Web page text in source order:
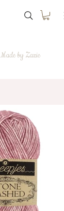
Made by Zazie